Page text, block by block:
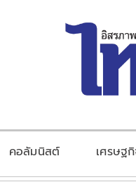
คอลัมนิสต์ เศรษฐ